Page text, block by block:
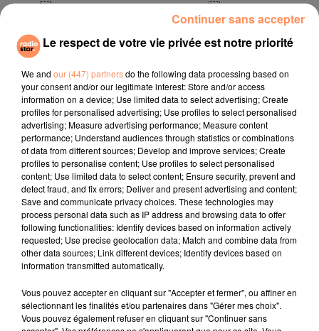
de reves et un maquillage adequate. Une fois
l'attention attiree, un lance de perruques creera
la surprise chez le public present.
voyant des jeunes femmes, tres jeunes pour la plupart
defiler le crane chauve et rase. En effet, le
cancer du sein est partout autour de nous mais, les
jeunes femmes sont bien souvent dissimulees avec
des perruques, du maquillage et des protheses.
Plus d'infos sur :https://www.gangdescranesrases.fr/
fil actus
4 juillet 2022
Radio Star Live avec Dadju
Marseille : une application pour mettre en
relation extras et...
Le respect de votre vie privée est notre priorité
We and our (447) partnersdo the following data processing based on
your consent and/or our legitimate interest: Store and/or access
information on a device; Use limited data to select advertising; Create
profiles for personalised advertising; Use profiles to select personalised
advertising; Measure advertising performance; Measure content
performance; Understand audiences through statistics or combinations
of data from different sources; Develop and improve services; Create
profiles to personalise content; Use profiles to select personalised
content; Use limited data to select content; Ensure security, prevent and
detect fraud, and fix errors; Deliver and present advertising and content;
Save and communicate privacy choices. These technologies may
process personal data such as IP address and browsing data to offer
following functionalities: Identify devices based on information actively
requested; Use precise geolocation data; Match and combine data from
other data sources; Link different devices; Identify devices based on
information transmitted automatically.
Vous pouvez accepter en cliquant sur "Accepter et fermer", ou affiner en
sélectionnant les finalités et/ou partenaires dans "Gérer mes choix".
Vous pouvez également refuser en cliquant sur "Continuer sans
Continuer sans accepter